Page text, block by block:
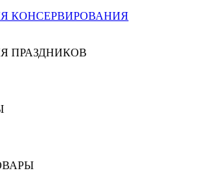
КОНСЕРВИРОВАНИЯ
ПРАЗДНИКОВ